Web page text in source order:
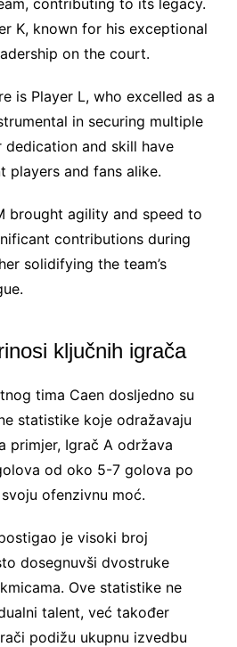
K, known for his exceptional
on the court.
is Player L, who excelled as a
in securing multiple
dedication and skill have
players and fans alike.
brought agility and speed to
contributions during
solidifying the team’s
ključnih igrača
tima Caen dosljedno su
statistike koje odražavaju
primjer, Igrač A održava
od oko 5-7 golova po
ofenzivnu moć.
je visoki broj
dosegnuvši dvostruke
Ove statistike ne
talent, već također
podižu ukupnu izvedbu